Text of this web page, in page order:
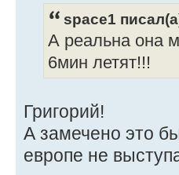
space1
А реальна она
6мин летят!!!
Григорий!
А замечено это
европе не